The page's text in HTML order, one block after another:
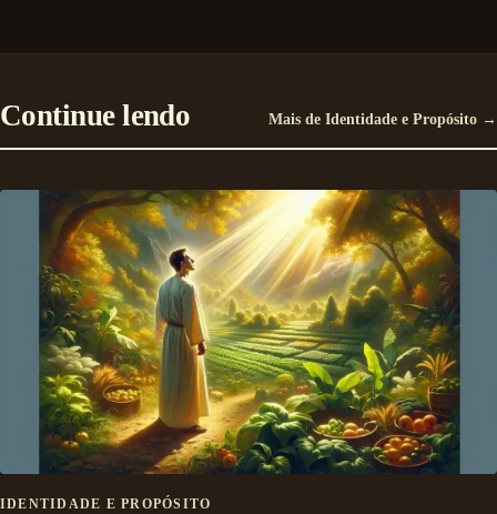
Continue lendo Mais de Identidade e Propósito →
IDENTIDADE E PROPÓSITO